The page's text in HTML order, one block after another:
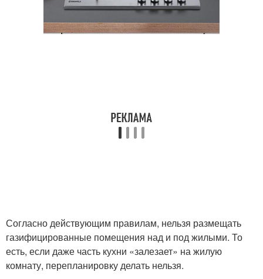
Согласно действующим правилам, нельзя размещать
газифицированные помещения над и под жилыми. То
есть, если даже часть кухни «залезает» на жилую
комнату, перепланировку делать нельзя.